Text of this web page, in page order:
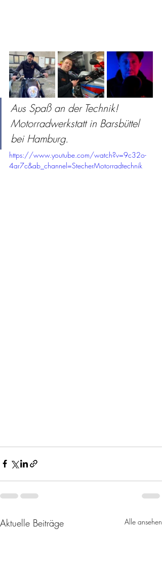
Aus Spaß an der Technik!
Motorradwerkstatt in Barsbüttel
bei Hamburg.
https://www.youtube.com/watch?v=9c32o-
4ar7c&ab_channel=StecherMotorradtechnik
Aktuelle Beiträge Alle ansehen